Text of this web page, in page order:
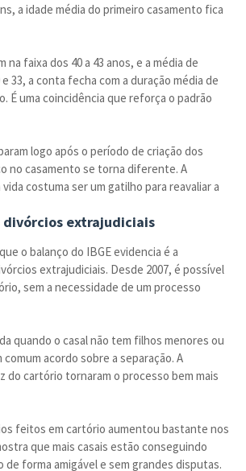
a idade média do primeiro casamento fica
na faixa dos 40 a 43 anos, e a média de
33, a conta fecha com a duração média de
É uma coincidência que reforça o padrão
logo após o período de criação dos
no casamento se torna diferente. A
costuma ser um gatilho para reavaliar a
divórcios extrajudiciais
o balanço do IBGE evidencia é a
extrajudiciais. Desde 2007, é possível
sem a necessidade de um processo
quando o casal não tem filhos menores ou
acordo sobre a separação. A
do cartório tornaram o processo bem mais
feitos em cartório aumentou bastante nos
que mais casais estão conseguindo
de forma amigável e sem grandes disputas.